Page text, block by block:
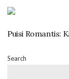
Puisi Romantis:
Search